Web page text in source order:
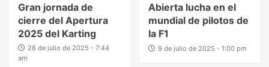
Gran jornada de
cierre del Apertura
2025 del Karting
28 de julio de 2025 - 7:44
am
Abierta lucha en el
mundial de pilotos de
la F1
9 de julio de 2025 - 1:00 pm